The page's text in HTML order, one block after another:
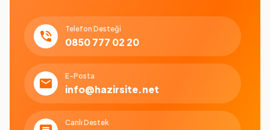
Telefon Desteği
0850 777 02 20
E-Posta
info@hazirsite.net
Canlı Destek